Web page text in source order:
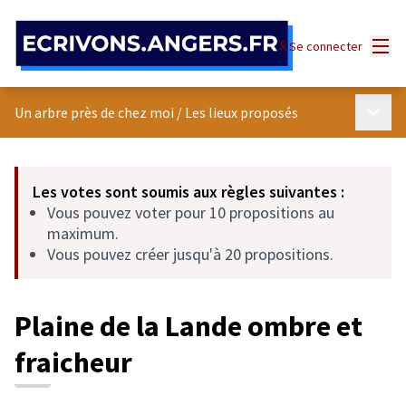
Se connecter
Un arbre près de chez moi / Les lieux proposés
Les votes sont soumis aux règles suivantes :
Vous pouvez voter pour 10 propositions au
maximum.
Vous pouvez créer jusqu'à 20 propositions.
Plaine de la Lande ombre et
fraicheur